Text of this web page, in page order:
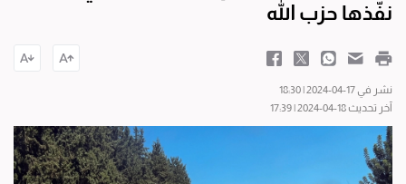
نفّذها حزب الله
نشر في 17-04-2024 | 18:30
آخر تحديث 18-04-2024 | 17:39